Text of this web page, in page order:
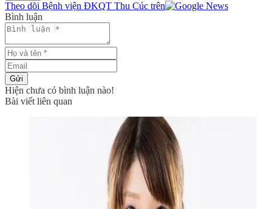
Theo dõi Bệnh viện ĐKQT Thu Cúc trên
Bình luận
Gửi
Hiện chưa có bình luận nào!
Bài viết liên quan